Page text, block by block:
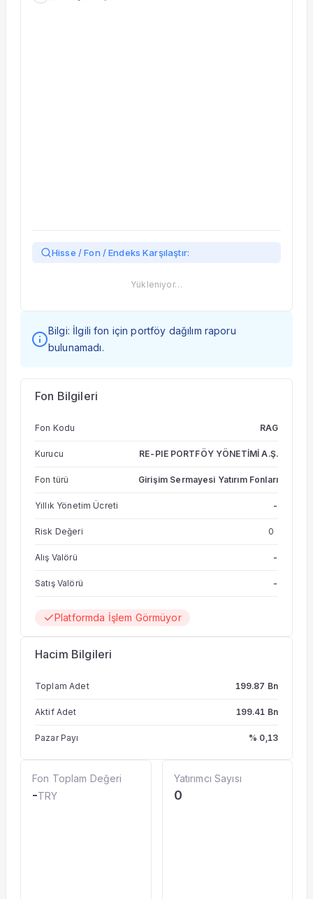
Hisse / Fon / Endeks Karşılaştır:
Yükleniyor…
Bilgi: İlgili fon için portföy dağılım raporu
bulunamadı.
Fon Bilgileri
Fon Kodu RAG
Kurucu RE-PIE PORTFÖY YÖNETİMİ A.Ş.
Fon türü Girişim Sermayesi Yatırım Fonları
Yıllık Yönetim Ücreti -
Risk Değeri 0
Alış Valörü -
Satış Valörü -
Platformda İşlem Görmüyor
Hacim Bilgileri
Toplam Adet 199.87 Bn
Aktif Adet 199.41 Bn
Pazar Payı % 0,13
Fon Toplam Değeri
-TRY
Yatırımcı Sayısı
0